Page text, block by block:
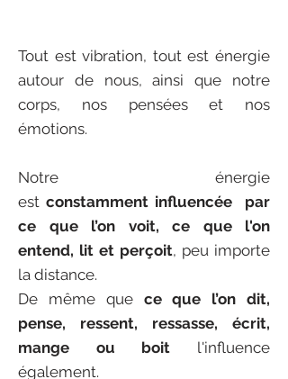
Tout est vibration, tout est énergie
autour de nous, ainsi que notre
corps, nos pensées et nos
émotions.
Notre énergie
est constamment influencée par
ce que l’on voit, ce que l'on
entend, lit et perçoit, peu importe
la distance.
De même que ce que l’on dit,
pense, ressent, ressasse, écrit,
mange ou boit l'influence
également.